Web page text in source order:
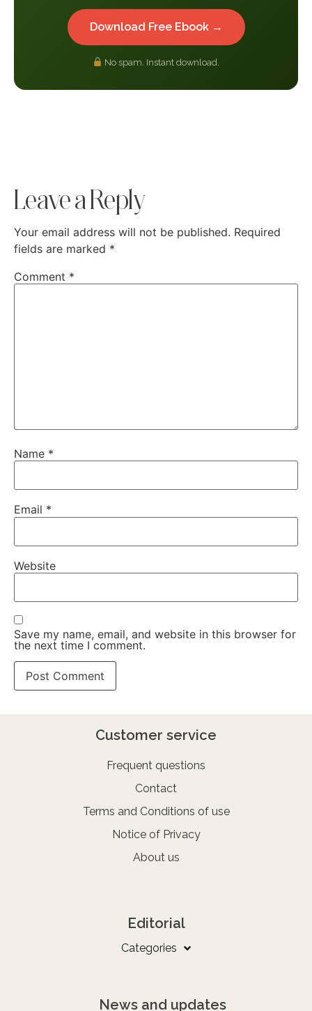
Download Free Ebook →
No spam. Instant download.
Leave a Reply
Your email address will not be published. Required
fields are marked *
Comment *
Name *
Email *
Website
Save my name, email, and website in this browser for
the next time I comment.
Customer service
Frequent questions
Contact
Terms and Conditions of use
Notice of Privacy
About us
Editorial
Categories
News and updates